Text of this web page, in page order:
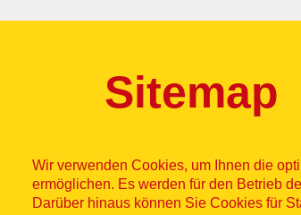
Wir verwenden Cookies, um Ihnen die
ermöglichen. Es werden für den Betrieb
Darüber hinaus können Sie Cookies für
Sitemap